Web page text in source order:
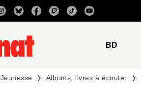
RECHERCHE CONTENU
BD
Jeunesse Albums, livres à écouter